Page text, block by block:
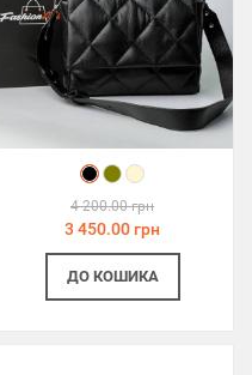
4 200.00 грн
3 450.00 грн
ДО КОШИКА